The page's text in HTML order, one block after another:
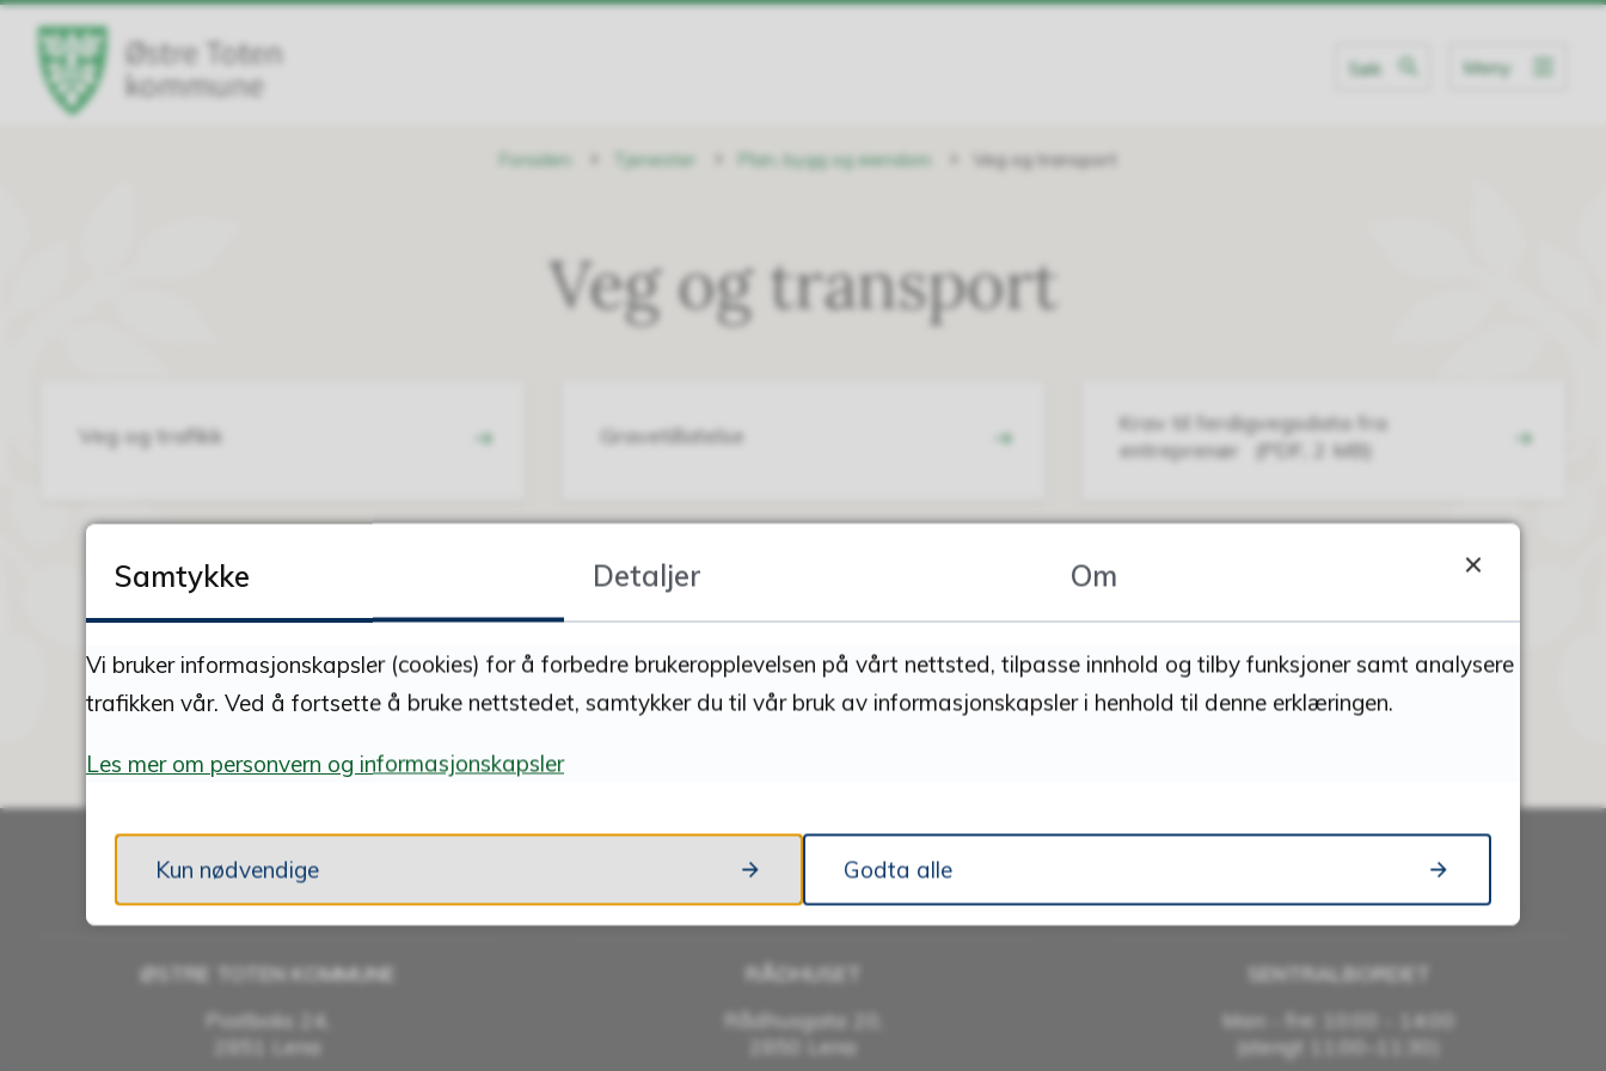
Søk Meny
DuForsiden Tjenester Plan, bygg og eiendom Veg og transport
Veg og transport
Veg og trafikk Gravetillatelse
Krav til ferdigvegsdata fra
entreprenør
(PDF, 2 MB)
FANT DU DET DU LETTE ETTER?
JA NEI
Skriv til oss
ØSTRE TOTEN KOMMUNE
Postboks 24,
2851 Lena
Besøk oss
RÅDHUSET
Rådhusgata 20,
2850 Lena
Snakk med oss
SENTRALBORDET
Man - fre: 10:00 - 14:00
(stengt 11:00–11:30)
Samtykke Detaljer Om
Vi bruker informasjonskapsler (cookies) for å forbedre brukeropplevelsen på vårt nettsted, tilpasse innhold og tilby funksjoner samt analysere
trafikken vår. Ved å fortsette å bruke nettstedet, samtykker du til vår bruk av informasjonskapsler i henhold til denne erklæringen.
Les mer om personvern og informasjonskapsler
Kun nødvendige Godta alle